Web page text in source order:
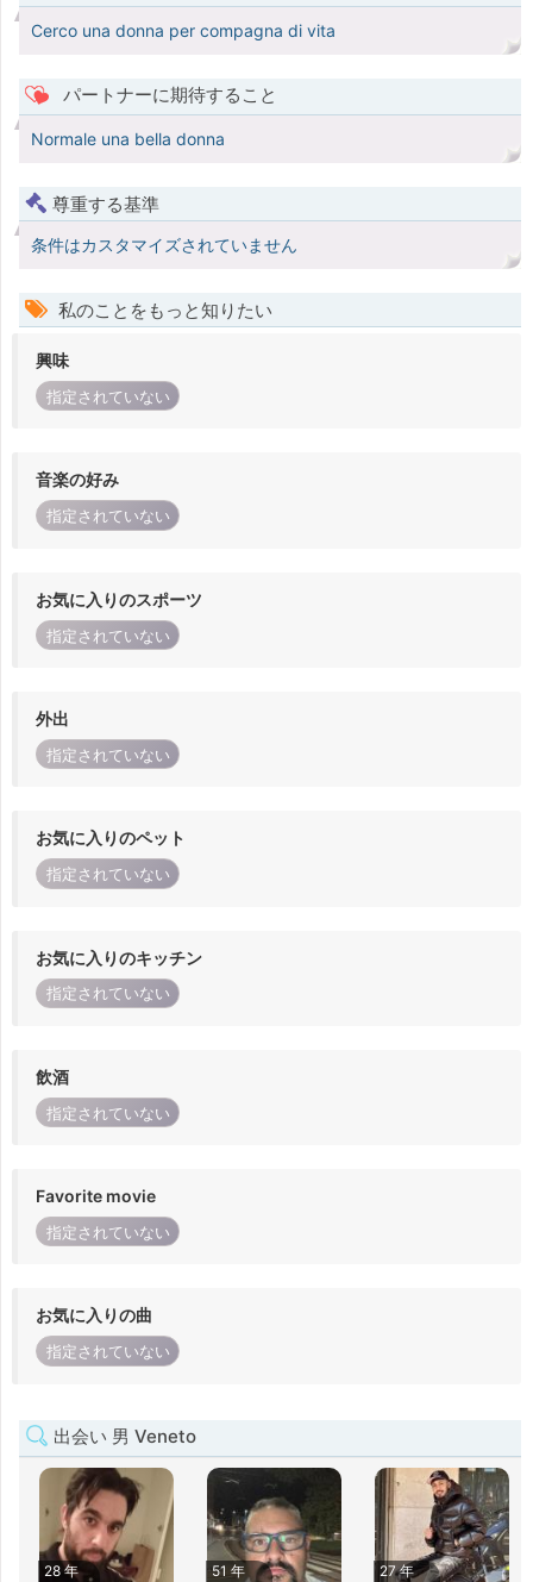
Cerco una donna per compagna di vita
パートナーに期待すること
Normale una bella donna
尊重する基準
条件はカスタマイズされていません
私のことをもっと知りたい
興味
指定されていない
音楽の好み
指定されていない
お気に入りのスポーツ
指定されていない
外出
指定されていない
お気に入りのペット
指定されていない
お気に入りのキッチン
指定されていない
飲酒
指定されていない
Favorite movie
指定されていない
お気に入りの曲
指定されていない
出会い 男 Veneto
28 年
51 年
27 年